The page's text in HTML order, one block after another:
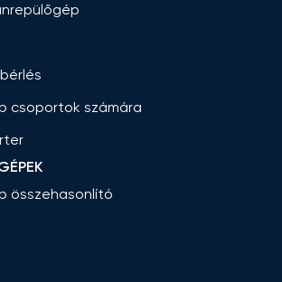
csoportok számára
összehasonlító